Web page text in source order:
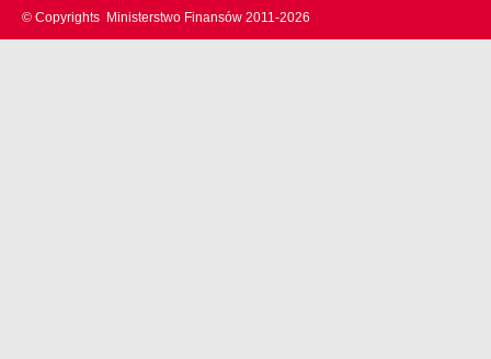
© Copyrights Ministerstwo Finansów 2011-2026